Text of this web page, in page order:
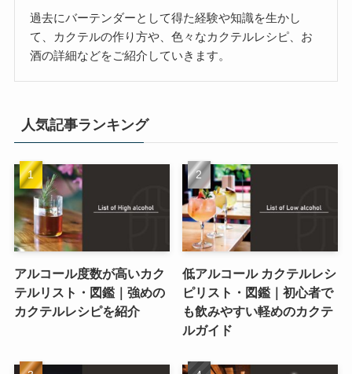
過去にバーテンダーとして得た経験や知識を生かし
て、カクテルの作り方や、色々なカクテルレシピ、お
酒の詳細などをご紹介していきます。
人気記事ランキング
アルコール度数が高いカク
テルリスト・図鑑｜強めの
カクテルレシピを紹介
低アルコール カクテルレシ
ピリスト・図鑑｜初心者で
も飲みやすい軽めのカクテ
ルガイド